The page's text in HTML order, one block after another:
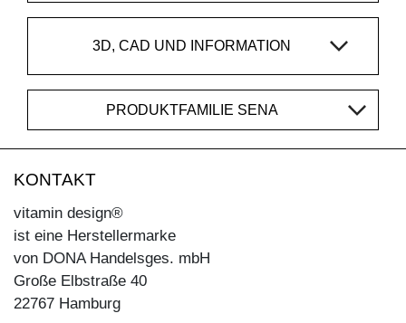
3D, CAD UND INFORMATION
PRODUKTFAMILIE SENA
KONTAKT
vitamin design®
ist eine Herstellermarke
von DONA Handelsges. mbH
Große Elbstraße 40
22767 Hamburg